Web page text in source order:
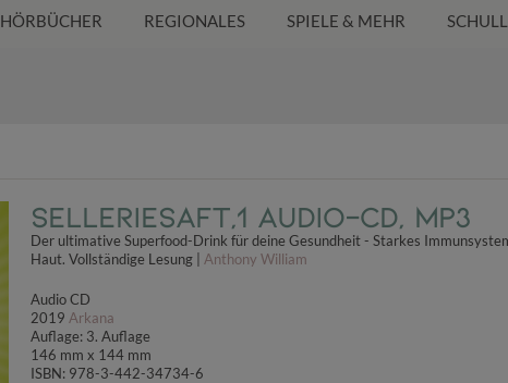
HÖRBÜCHER REGIONALES SPIELE & MEHR
Selleriesaft,1 Audio-CD, MP3
Der ultimative Superfood-Drink für deine Gesundheit - Starkes
Haut. Vollständige Lesung | Anthony William
Audio CD
2019 Arkana
Auflage: 3. Auflage
146 mm x 144 mm
ISBN: 978-3-442-34734-6